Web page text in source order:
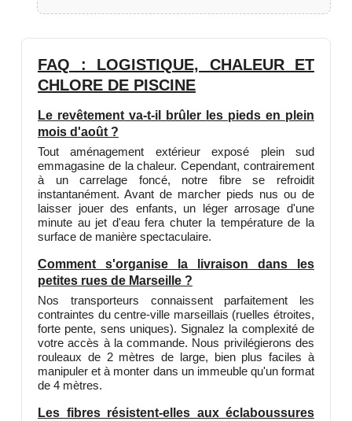
FAQ : LOGISTIQUE, CHALEUR ET
CHLORE DE PISCINE
Le revêtement va-t-il brûler les pieds en plein
mois d'août ?
Tout aménagement extérieur exposé plein sud
emmagasine de la chaleur. Cependant, contrairement
à un carrelage foncé, notre fibre se refroidit
instantanément. Avant de marcher pieds nus ou de
laisser jouer des enfants, un léger arrosage d'une
minute au jet d'eau fera chuter la température de la
surface de manière spectaculaire.
Comment s'organise la livraison dans les
petites rues de Marseille ?
Nos transporteurs connaissent parfaitement les
contraintes du centre-ville marseillais (ruelles étroites,
forte pente, sens uniques). Signalez la complexité de
votre accès à la commande. Nous privilégierons des
rouleaux de 2 mètres de large, bien plus faciles à
manipuler et à monter dans un immeuble qu'un format
de 4 mètres.
Les fibres résistent-elles aux éclaboussures